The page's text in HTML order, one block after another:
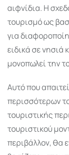
αιφνίδια. Η
τουρισμό ως
για
ειδικά σε νησιά
μονοπωλεί την
Αυτό που
περισσότερων
τουριστικής
τουριστικού
περιβάλλον, θα